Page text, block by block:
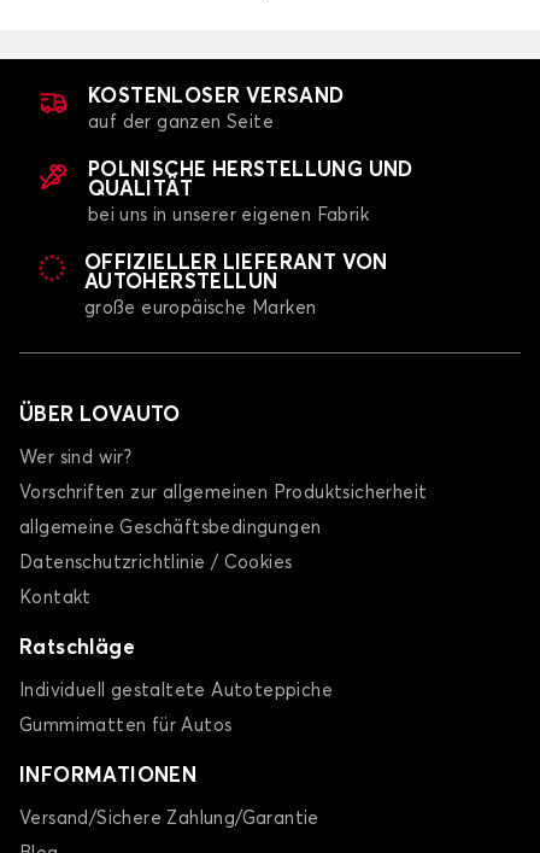
KOSTENLOSER VERSAND
auf der ganzen Seite
POLNISCHE HERSTELLUNG UND
QUALITÄT
bei uns in unserer eigenen Fabrik
OFFIZIELLER LIEFERANT VON
AUTOHERSTELLUN
große europäische Marken
ÜBER LOVAUTO
Wer sind wir?
Vorschriften zur allgemeinen Produktsicherheit
allgemeine Geschäftsbedingungen
Datenschutzrichtlinie / Cookies
Kontakt
Ratschläge
Individuell gestaltete Autoteppiche
Gummimatten für Autos
INFORMATIONEN
Versand/Sichere Zahlung/Garantie